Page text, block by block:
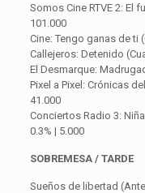
Somos Cine RTVE 2: El
101.000
Cine: Tengo ganas de ti
Callejeros: Detenido
El Desmarque:
Pixel a Pixel: Crónicas
41.000
Conciertos Radio 3:
0.3% | 5.000
SOBREMESA / TARDE
Sueños de libertad